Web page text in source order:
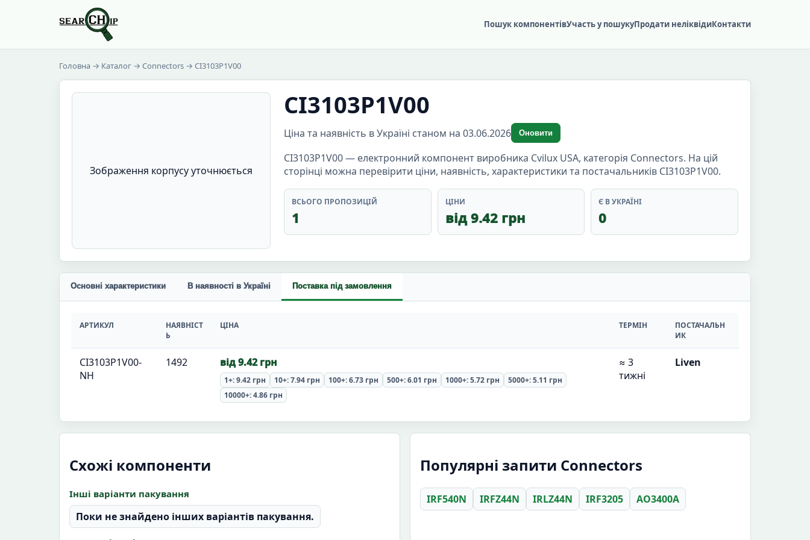
Пошук компонентівУчасть у пошукуПродати неліквідиКонтакти
Головна → Каталог → Connectors → CI3103P1V00
Зображення корпусу уточнюється
CI3103P1V00
Ціна та наявність в Україні станом на 03.06.2026 Оновити
CI3103P1V00 — електронний компонент виробника Cvilux USA, категорія Connectors. На цій
сторінці можна перевірити ціни, наявність, характеристики та постачальників CI3103P1V00.
ВСЬОГО ПРОПОЗИЦІЙ
1
ЦІНИ
від 9.42 грн
Є В УКРАЇНІ
0
Основні характеристики В наявності в Україні Поставка під замовлення
АРТИКУЛ
НАЯВНІСТ
Ь
ЦІНА ТЕРМІН
ПОСТАЧАЛЬН
ИК
CI3103P1V00-
NH
1492 від 9.42 грн
1+: 9.42 грн 10+: 7.94 грн 100+: 6.73 грн 500+: 6.01 грн 1000+: 5.72 грн
5000+: 5.11 грн
10000+: 4.86 грн
≈ 3
тижні
Liven
Схожі компоненти
Інші варіанти пакування
Поки не знайдено інших варіантів пакування.
Популярні запити Connectors
IRF540N IRFZ44N IRLZ44N IRF3205 AO3400A